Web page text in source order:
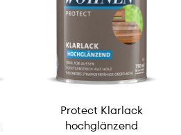
Protect Klarlack
hochglänzend